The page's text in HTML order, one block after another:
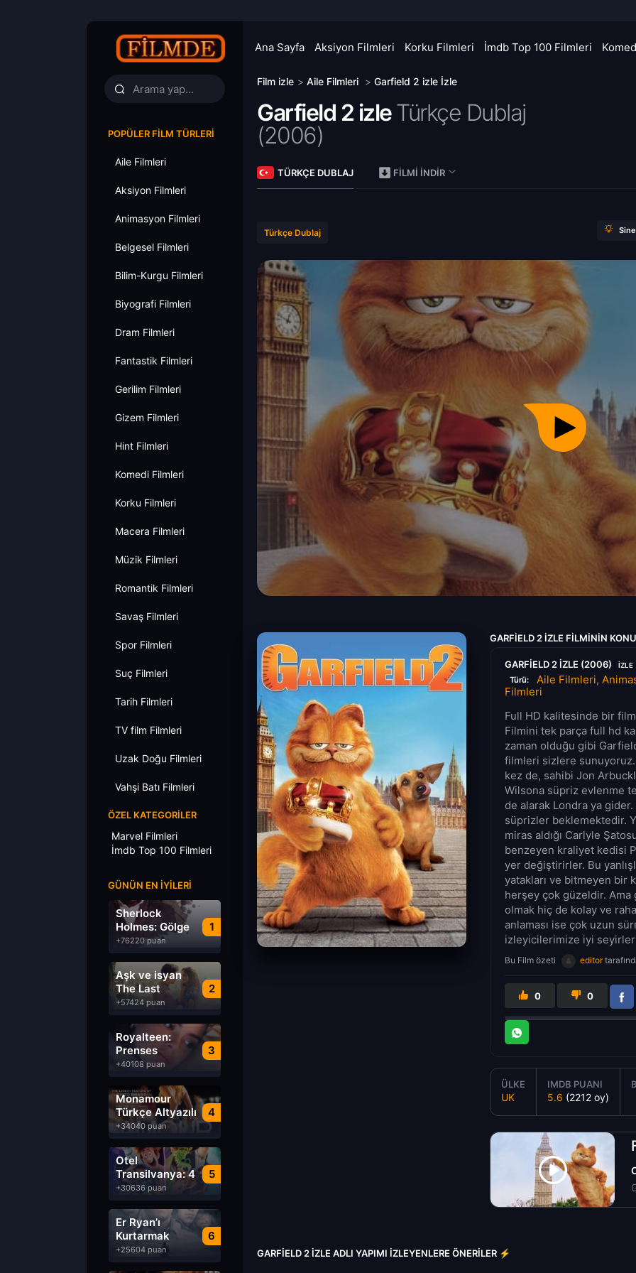
Ana Sayfa Aksiyon Filmleri Korku Filmleri İmdb Top 100 Filmleri
POPÜLER FILM TÜRLERI
Aile Filmleri
Aksiyon Filmleri
Animasyon Filmleri
Belgesel Filmleri
Bilim-Kurgu Filmleri
Biyografi Filmleri
Dram Filmleri
Fantastik Filmleri
Gerilim Filmleri
Gizem Filmleri
Hint Filmleri
Komedi Filmleri
Korku Filmleri
Macera Filmleri
Müzik Filmleri
Romantik Filmleri
Savaş Filmleri
Spor Filmleri
Suç Filmleri
Tarih Filmleri
TV film Filmleri
Uzak Doğu Filmleri
Vahşi Batı Filmleri
ÖZEL KATEGORILER
Marvel Filmleri
İmdb Top 100 Filmleri
GÜNÜN EN İYILERI
1
Sherlock
Holmes: Gölge
Oyunları
+76220 puan
2
Aşk ve isyan
The Last
Parasido izle
+57424 puan
3
Royalteen:
Prenses
Margrethe izle
+40108 puan
4
Monamour
Türkçe Altyazılı
izle
+34040 puan
5
Otel
Transilvanya: 4
Transformanya
izle
+30636 puan
6
Er Ryan’ı
Kurtarmak
Saving Private
Ryan Türkçe
+25604 puan
Film izle > Aile Filmleri > Garfield 2 izle İzle
Garfield 2 izleTürkçe Dublaj
(2006)
TÜRKÇE DUBLAJ FILMI İNDIR
Türkçe Dublaj
GARFIELD 2 IZLE FILMININ
GARFIELD 2 IZLE (2006) IZLE
Türü: Aile Filmleri,
Filmleri
Full HD kalitesinde bir
Filmini tek parça full hd
zaman olduğu gibi
filmleri sizlere
kez de, sahibi Jon
Wilsona süpriz evlenme
de alarak Londra ya
süprizler beklemektedir.
miras aldığı Carlyle
benzeyen kraliyet kedisi
yer değiştirirler. Bu
yatakları ve bitmeyen bir
herşey çok güzeldir.
olmak hiç de kolay ve
anlaması ise çok uzun
izleyicilerimize iyi
Bu Film özeti editor
0 0
ÜLKE
UK
IMDB PUANI
5.6 (2212 oy)
GARFIELD 2 IZLE ADLI YAPIMI İZLEYENLERE ÖNERILER ⚡